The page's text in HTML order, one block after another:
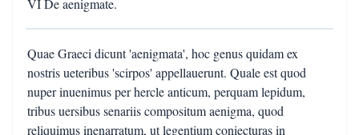
VI De aenigmate.
Quae Graeci dicunt 'aenigmata', hoc genus quidam ex
nostris ueteribus 'scirpos' appellauerunt. Quale est quod
nuper inuenimus per hercle anticum, perquam lepidum,
tribus uersibus senariis compositum aenigma, quod
reliquimus inenarratum, ut legentium coniecturas in